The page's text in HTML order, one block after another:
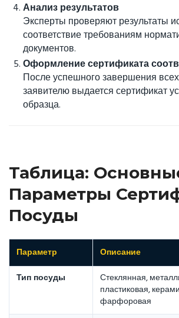
Анализ результатов
Эксперты проверяют результаты
соответствие требованиям
документов.
Оформление сертификата
После успешного завершения
заявителю выдается сертификат
образца.
Таблица:
Параметры
Посуды
Параметр
Описание
Тип посуды
Стеклянная,
пластиковая,
фарфоровая